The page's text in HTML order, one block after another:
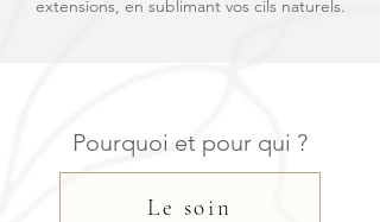
extensions, en sublimant vos cils naturels.
Pourquoi et pour qui ?
Le soin